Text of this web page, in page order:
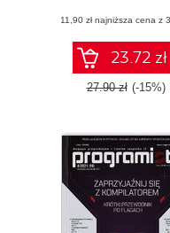
systemie
i Visual Studio
(11,90 zł najniższa cena z
23.72 zł
27.90 zł (-15%)